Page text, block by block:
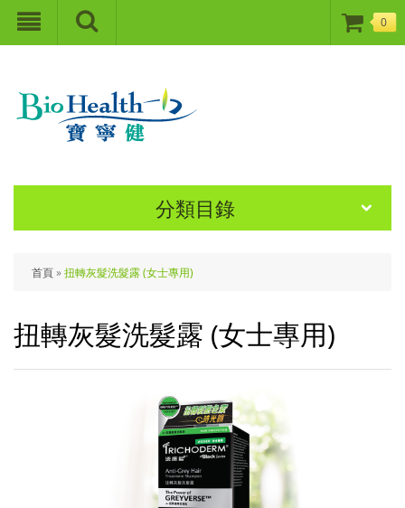
0
分類目錄
首頁»扭轉灰髮洗髮露 (女士專用)
扭轉灰髮洗髮露 (女士專用)